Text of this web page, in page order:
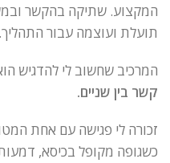
המקצוע. שתיקה בהקשר
תועלת ועוצמה עבור התהליך.
המרכיב שחשוב לי להדגיש
קשר בין שניים.
זכורה לי פגישה עם אחת
כשגופה מקופל בכיסא,